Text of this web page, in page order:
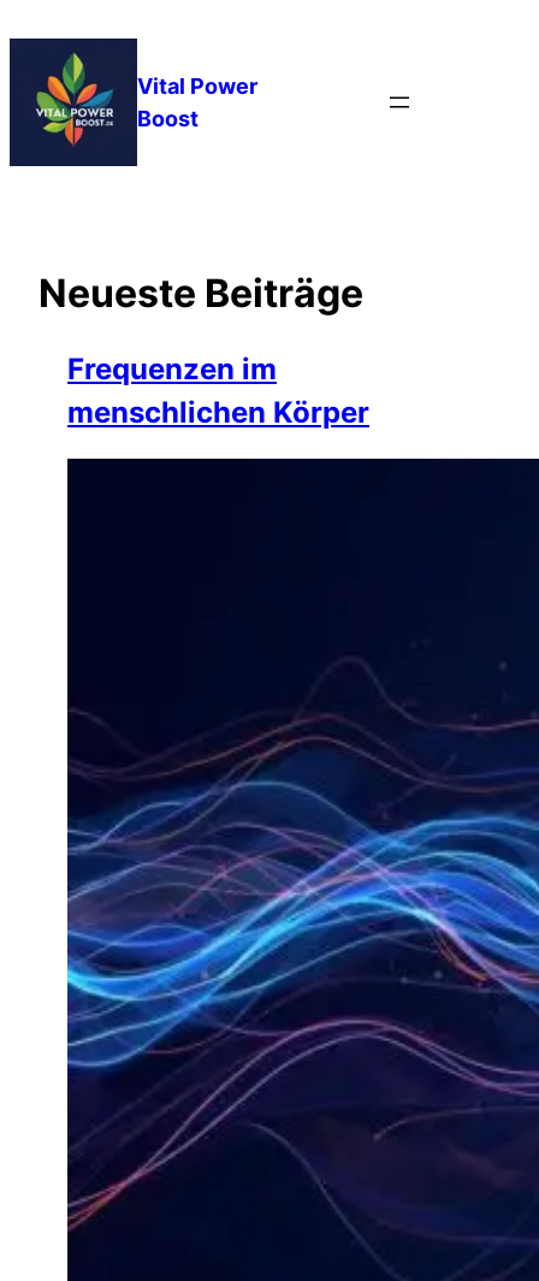
springen
Vital Power
Boost
Neueste Beiträge
Frequenzen im
menschlichen Körper